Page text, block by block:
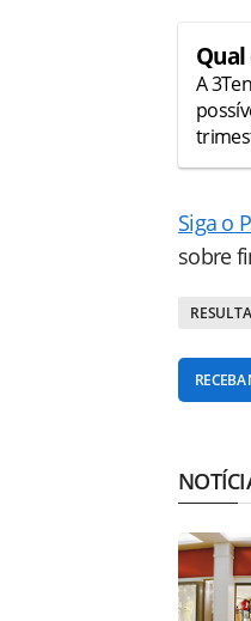
A
Siga o
sobre